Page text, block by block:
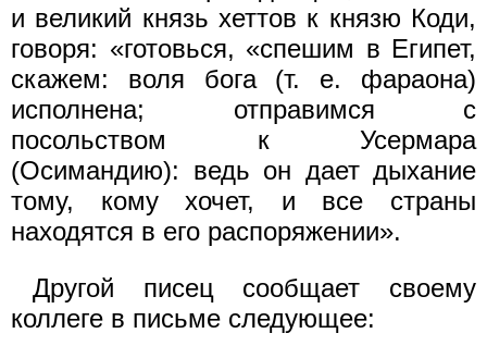
и великий князь хеттов к князю Коди,
говоря: «готовься, «спешим в Египет,
скажем: воля бога (т. е. фараона)
исполнена; отправимся с
посольством к Усермара
(Осимандию): ведь он дает дыхание
тому, кому хочет, и все страны
находятся в его распоряжении».
Другой писец сообщает своему
коллеге в письме следующее: